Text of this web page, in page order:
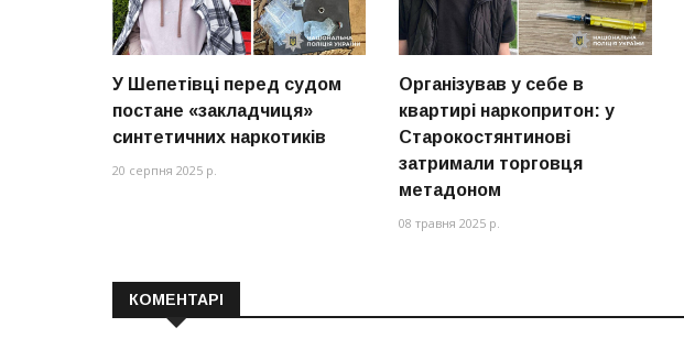
У Шепетівці перед судом
постане «закладчиця»
синтетичних наркотиків
20 серпня 2025 р.
Організував у себе в
квартирі наркопритон: у
Старокостянтинові
затримали торговця
метадоном
08 травня 2025 р.
КОМЕНТАРІ